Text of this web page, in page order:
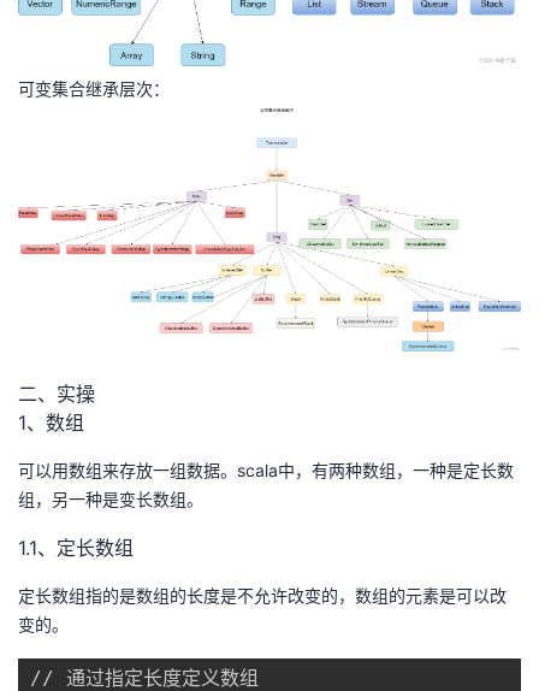
注
开
发
堂
课
程
的
认
证
我
的
实
验
我
的
收
藏
的
Programs
我
的
我
术
支
持
云
声
建
议
可变集合继承层次：
二、实操
1、数组
可以用数组来存放一组数据。scala中，有两种数组，一种是定长数
组，另一种是变长数组。
1.1、定长数组
定长数组指的是数组的长度是不允许改变的，数组的元素是可以改
变的。
// 通过指定长度定义数组